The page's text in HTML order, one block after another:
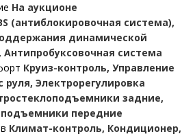
На аукционе
(антиблокировочная система),
динамической
Антипробуксовочная система
Круиз-контроль, Управление
Электрорегулировка
задние,
передние
Климат-контроль, Кондиционер,